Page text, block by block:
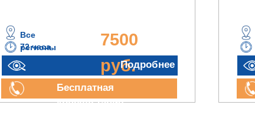
72 часа
7500
руб.
Все
регионы
Подробнее
Бесплатная
консультация